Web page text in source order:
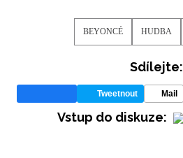
BEYONCÉ HUDBA
Sdílejte:
Tweetnout Mail
Vstup do diskuze: